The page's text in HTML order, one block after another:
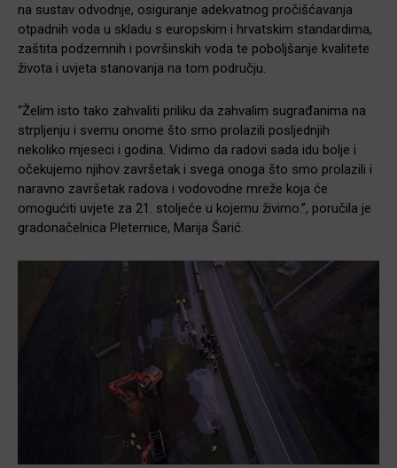
na sustav odvodnje, osiguranje adekvatnog pročišćavanja
otpadnih voda u skladu s europskim i hrvatskim standardima,
zaštita podzemnih i površinskih voda te poboljšanje kvalitete
života i uvjeta stanovanja na tom području.
“Želim isto tako zahvaliti priliku da zahvalim sugrađanima na
strpljenju i svemu onome što smo prolazili posljednjih
nekoliko mjeseci i godina. Vidimo da radovi sada idu bolje i
očekujemo njihov završetak i svega onoga što smo prolazili i
naravno završetak radova i vodovodne mreže koja će
omogućiti uvjete za 21. stoljeće u kojemu živimo.”, poručila je
gradonačelnica Pleternice, Marija Šarić.